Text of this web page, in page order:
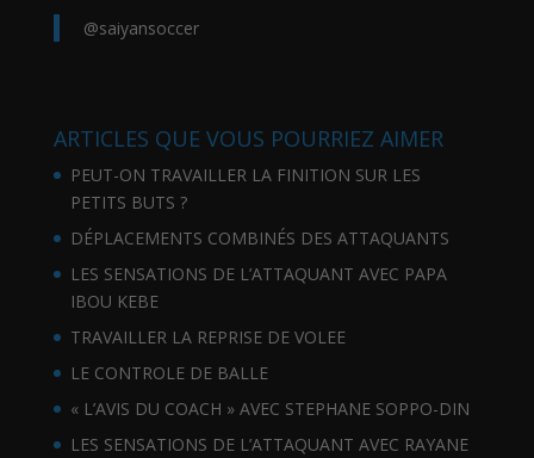
@saiyansoccer
ARTICLES QUE VOUS POURRIEZ AIMER
PEUT-ON TRAVAILLER LA FINITION SUR LES
PETITS BUTS ?
DÉPLACEMENTS COMBINÉS DES ATTAQUANTS
LES SENSATIONS DE L’ATTAQUANT AVEC PAPA
IBOU KEBE
TRAVAILLER LA REPRISE DE VOLEE
LE CONTROLE DE BALLE
« L’AVIS DU COACH » AVEC STEPHANE SOPPO-DIN
LES SENSATIONS DE L’ATTAQUANT AVEC RAYANE